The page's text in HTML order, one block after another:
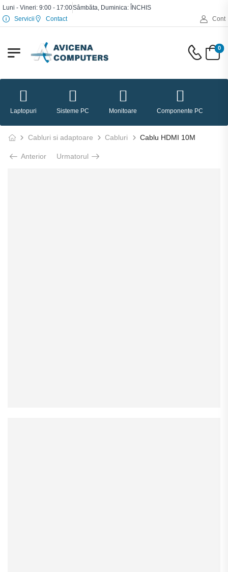
Luni - Vineri: 9:00 - 17:00Sâmbăta, Duminica: ÎNCHIS
Servicii
Contact Cont
0
Laptopuri Sisteme PC Monitoare Componente PC
Cabluri si adaptoare Cabluri Cablu HDMI 10M
Anterior Urmatorul